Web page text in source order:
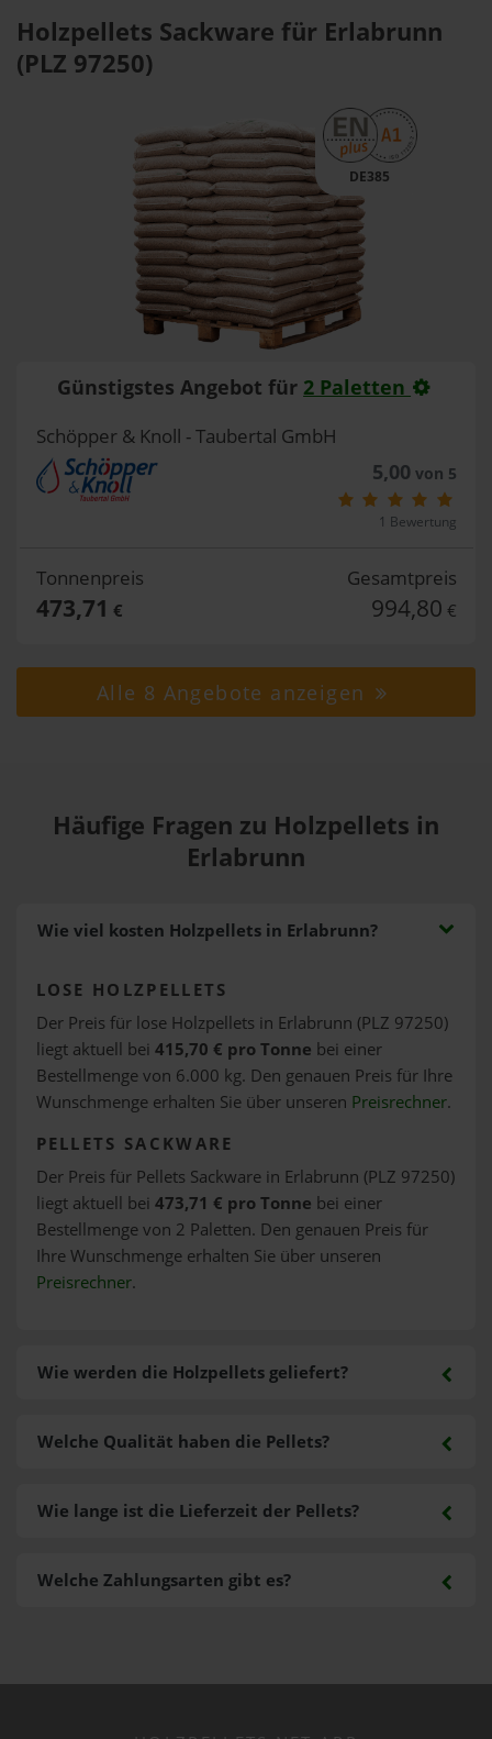
Holzpellets Sackware für Erlabrunn
(PLZ 97250)
DE385
Günstigstes Angebot für 2 Paletten
Schöpper & Knoll - Taubertal GmbH
5,00 von 5
1 Bewertung
Tonnenpreis
473,71 €
Gesamtpreis
994,80 €
Alle 8 Angebote anzeigen
Häufige Fragen zu Holzpellets in
Erlabrunn
Wie viel kosten Holzpellets in Erlabrunn?
LOSE HOLZPELLETS
Der Preis für lose Holzpellets in Erlabrunn (PLZ 97250)
liegt aktuell bei 415,70 € pro Tonne bei einer
Bestellmenge von 6.000 kg. Den genauen Preis für Ihre
Wunschmenge erhalten Sie über unseren Preisrechner.
PELLETS SACKWARE
Der Preis für Pellets Sackware in Erlabrunn (PLZ 97250)
liegt aktuell bei 473,71 € pro Tonne bei einer
Bestellmenge von 2 Paletten. Den genauen Preis für
Ihre Wunschmenge erhalten Sie über unseren
Preisrechner.
Wie werden die Holzpellets geliefert?
Welche Zahlungsarten gibt es?
Welche Qualität haben die Pellets?
Wie lange ist die Lieferzeit der Pellets?